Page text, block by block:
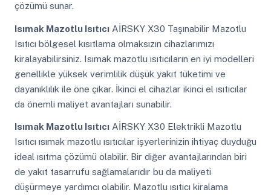
çözümü sunar.
Isımak Mazotlu IsıtıcıAİRSKY X30 Taşınabilir Mazotlu
Isıtıcı bölgesel kısıtlama olmaksızın cihazlarımızı
kiralayabilirsiniz. Isımak mazotlu ısıtıcıların en iyi modelleri
genellikle yüksek verimlilik düşük yakıt tüketimi ve
dayanıklılık ile öne çıkar. İkinci el cihazlar ikinci el ısıtıcılar
da önemli maliyet avantajları sunabilir.
Isımak Mazotlu IsıtıcıAİRSKY X30 Elektrikli Mazotlu
Isıtıcı ısımak mazotlu ısıtıcılar işyerlerinizin ihtiyaç duyduğu
ideal ısıtma çözümü olabilir. Bir diğer avantajlarından biri
de yakıt tasarrufu sağlamalarıdır bu da maliyeti
düşürmeye yardımcı olabilir. Mazotlu ısıtıcı kiralama